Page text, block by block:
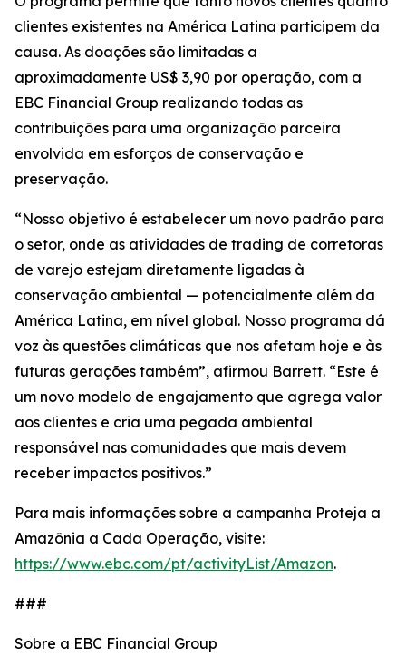
clientes existentes na América Latina participem da
causa. As doações são limitadas a
aproximadamente US$ 3,90 por operação, com a
EBC Financial Group realizando todas as
contribuições para uma organização parceira
envolvida em esforços de conservação e
preservação.
“Nosso objetivo é estabelecer um novo padrão para
o setor, onde as atividades de trading de corretoras
de varejo estejam diretamente ligadas à
conservação ambiental — potencialmente além da
América Latina, em nível global. Nosso programa dá
voz às questões climáticas que nos afetam hoje e às
futuras gerações também”, afirmou Barrett. “Este é
um novo modelo de engajamento que agrega valor
aos clientes e cria uma pegada ambiental
responsável nas comunidades que mais devem
receber impactos positivos.”
Para mais informações sobre a campanha Proteja a
Amazônia a Cada Operação, visite:
https://www.ebc.com/pt/activityList/Amazon.
###
Sobre a EBC Financial Group